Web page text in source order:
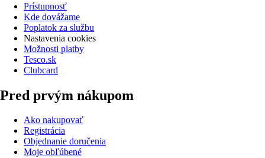
Prístupnosť
Kde dovážame
Poplatok za službu
Nastavenia cookies
Možnosti platby
Tesco.sk
Clubcard
Pred prvým nákupom
Ako nakupovať
Registrácia
Objednanie doručenia
Moje obľúbené